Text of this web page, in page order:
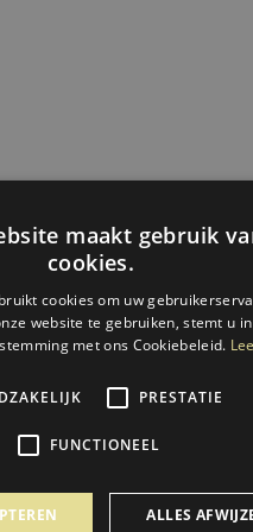
maakt gebruik
cookies.
cookies om uw
website te gebruiken, stemt u
met ons Cookiebeleid.
PRESTATIE
FUNCTIONEEL
ALLES